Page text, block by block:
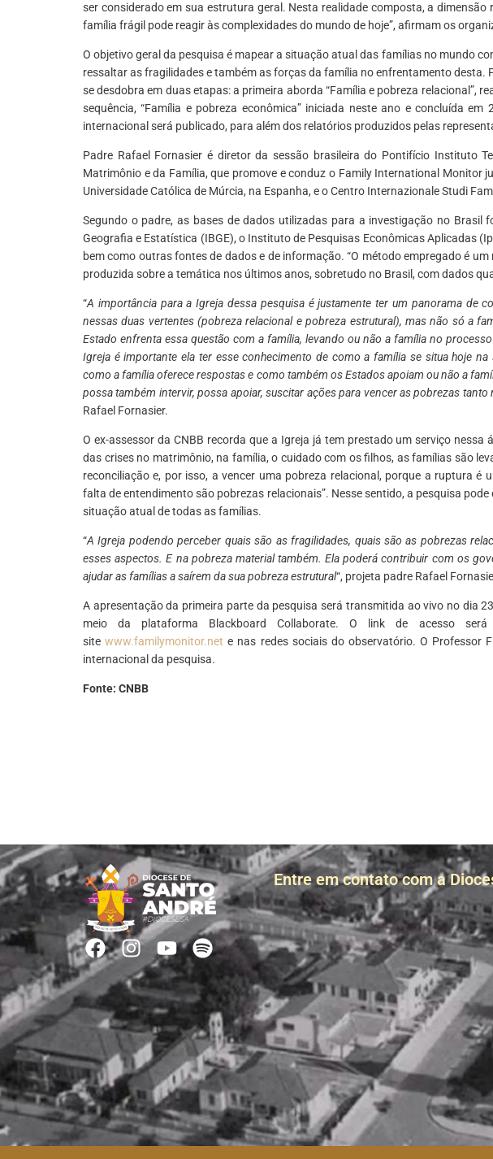
ser considerado em sua estrutura geral. Nesta realidade composta, a
família frágil pode reagir às complexidades do mundo de hoje”, afirmam os
O objetivo geral da pesquisa é mapear a situação atual das famílias no mundo
ressaltar as fragilidades e também as forças da família no enfrentamento desta.
se desdobra em duas etapas: a primeira aborda “Família e pobreza relacional”,
sequência, “Família e pobreza econômica” iniciada neste ano e concluída
internacional será publicado, para além dos relatórios produzidos pelas
Padre Rafael Fornasier é diretor da sessão brasileira do Pontifício Instituto
Matrimônio e da Família, que promove e conduz o Family International Monitor
Universidade Católica de Múrcia, na Espanha, e o Centro Internazionale Studi
Segundo o padre, as bases de dados utilizadas para a investigação no Brasil
Geografia e Estatística (IBGE), o Instituto de Pesquisas Econômicas Aplicadas
bem como outras fontes de dados e de informação. “O método empregado é
produzida sobre a temática nos últimos anos, sobretudo no Brasil, com dados
“A importância para a Igreja dessa pesquisa é justamente ter um panorama de
nessas duas vertentes (pobreza relacional e pobreza estrutural), mas não só a
Estado enfrenta essa questão com a família, levando ou não a família no
Igreja é importante ela ter esse conhecimento de como a família se situa hoje
como a família oferece respostas e como também os Estados apoiam ou não a
possa também intervir, possa apoiar, suscitar ações para vencer as pobrezas tanto
Rafael Fornasier.
O ex-assessor da CNBB recorda que a Igreja já tem prestado um serviço nessa
das crises no matrimônio, na família, o cuidado com os filhos, as famílias são
reconciliação e, por isso, a vencer uma pobreza relacional, porque a ruptura é
falta de entendimento são pobrezas relacionais”. Nesse sentido, a pesquisa
situação atual de todas as famílias.
“A Igreja podendo perceber quais são as fragilidades, quais são as pobrezas
esses aspectos. E na pobreza material também. Ela poderá contribuir com os
ajudar as famílias a saírem da sua pobreza estrutural“, projeta padre Rafael
A apresentação da primeira parte da pesquisa será transmitida ao vivo no dia
meio da plataforma Blackboard Collaborate. O link de acesso
sitewww.familymonitor.net e nas redes sociais do observatório. O Professor
internacional da pesquisa.
Fonte: CNBB
Entre em contato com a